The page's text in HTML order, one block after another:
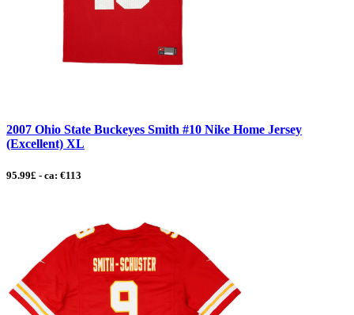
2007 Ohio State Buckeyes Smith #10 Nike Home Jersey
(Excellent) XL
95.99£ - ca: €113